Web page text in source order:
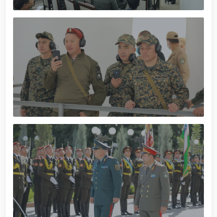
muhofaza qilish organlarining Qoʻl jangi federatsiyasi
raisi etib saylandi. // Milliy gvardiya shaxsiy
tayyorgarligini mustahkamlash hamda zamon
talablariga mos takomillashtirishga qaratilgan ishlar
davom ettirilmoqda. // Tizim fidoyilari hurmat va
ehtirom bilan nafaqaga kuzatildi. // “Kitobxon harbiy
oilalar” mavzusida adabiy-badiiy kecha tashkil etildi
/ / Vatanparvarlik oyligi doirasidagi tadbirlar / /
Toshkentda qidiruvda bo‘lgan shaxs qo‘lga olindi / /
“Jasorat” filmi premyerasi bo'lib o'tdi / / Qurolli
Kuchlarimiz tashkil etilganining 34 yilligi va 14 yanvar
– Vatan himoyachilari kuni munosabati Milliy
gvardiyada bayramona tadbir o‘tkazildi / / Milliy
gvardiya qo'mondonining O‘zbekiston Respublikasi
Qurolli Kuchlari tashkil etilganining 34 yilligi va Vatan
himoyachilari kuni munosabati bilan bayram tabrigi /
/ Oʻzbekiston Respublikasi Qurolli Kuchlari tashkil
etilganining 34 yilligi hamda 14-yanvar — Vatan
himoyachilari kuni munosabati bilan gvardiyachilar
xizmat burchini bajarish chogʻida qahramonlarcha
halok boʻlgan safdoshlari xotirasiga bagʻishlab Milliy